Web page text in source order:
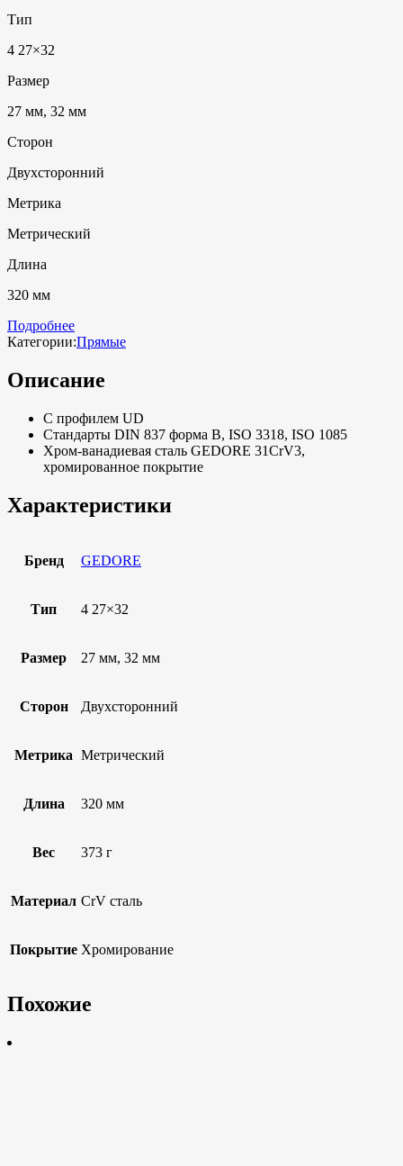
Тип
4 27×32
Размер
27 мм, 32 мм
Сторон
Двухсторонний
Метрика
Метрический
Длина
320 мм
Подробнее
Категории:Прямые
Описание
C профилем UD
Стандарты DIN 837 форма B, ISO 3318, ISO 1085
Хром-ванадиевая сталь GEDORE 31CrV3,
хромированное покрытие
Характеристики
Бренд GEDORE
Тип 4 27×32
Размер 27 мм, 32 мм
Сторон Двухсторонний
Метрика Метрический
Длина 320 мм
Вес 373 г
Материал CrV сталь
Покрытие Хромирование
Похожие